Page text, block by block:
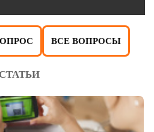
ВСЕ ВОПРОСЫ